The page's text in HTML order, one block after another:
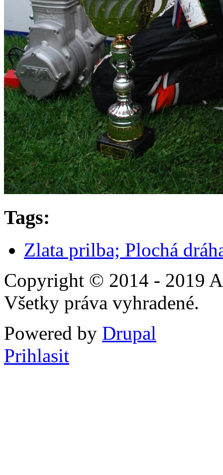
Tags:
Zlata prilba; Plochá
Copyright © 2014 - 2019
Všetky práva vyhradené.
Powered by Drupal
Prihlasit